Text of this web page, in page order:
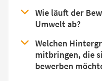
Wie läuft der
Umwelt ab?
Welchen
mitbringen, die
bewerben